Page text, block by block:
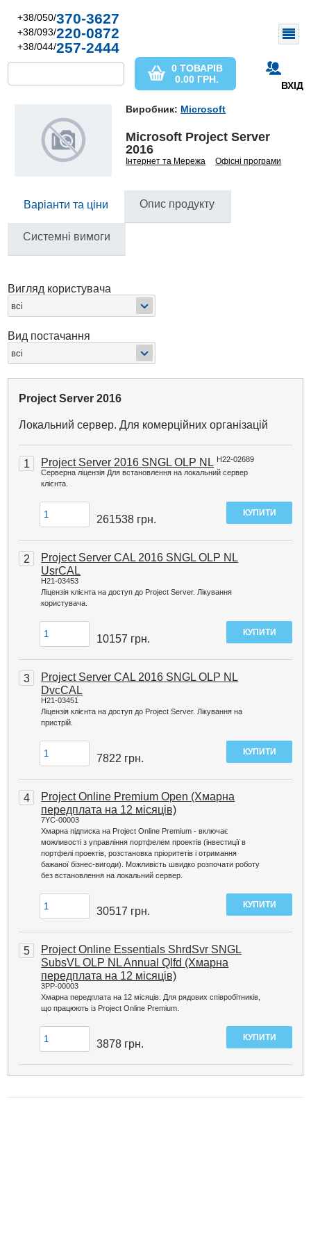
+38/050/370-3627
+38/093/220-0872
+38/044/257-2444
ВХІД
0 ТОВАРІВ
0.00 ГРН.
Виробник: Microsoft
Microsoft Project Server
2016
Інтернет та Мережа Офісні програми
Варіанти та ціни Опис продукту
Системні вимоги
Вигляд користувача
Вид постачання
Project Server 2016
Локальний сервер. Для комерційних організацій
1 Project Server 2016 SNGL OLP NL H22-02689
Серверна ліцензія Для встановлення на локальний сервер
клієнта.
261538 грн.
2
Project Server CAL 2016 SNGL OLP NL
UsrCAL
H21-03453
Ліцензія клієнта на доступ до Project Server. Лікування
користувача.
10157 грн.
3
Project Server CAL 2016 SNGL OLP NL
DvcCAL
H21-03451
Ліцензія клієнта на доступ до Project Server. Лікування на
пристрій.
7822 грн.
4
Project Online Premium Open (Хмарна
передплата на 12 місяців)
7YC-00003
Хмарна підписка на Project Online Premium - включає
можливості з управління портфелем проектів (інвестиції в
портфелі проектів, розстановка пріоритетів і отримання
бажаної бізнес-вигоди). Можливість швидко розпочати роботу
без встановлення на локальний сервер.
30517 грн.
5
Project Online Essentials ShrdSvr SNGL
SubsVL OLP NL Annual Qlfd (Хмарна
передплата на 12 місяців)
3PP-00003
Хмарна передплата на 12 місяців. Для рядових співробітників,
що працюють із Project Online Premium.
3878 грн.